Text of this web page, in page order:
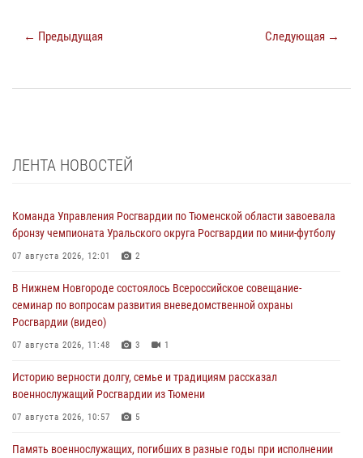
← Предыдущая Следующая →
ЛЕНТА НОВОСТЕЙ
Команда Управления Росгвардии по Тюменской области завоевала
бронзу чемпионата Уральского округа Росгвардии по мини-футболу
07 августа 2026, 12:01 2
В Нижнем Новгороде состоялось Всероссийское совещание-
семинар по вопросам развития вневедомственной охраны
Росгвардии (видео)
07 августа 2026, 11:48 3 1
Историю верности долгу, семье и традициям рассказал
военнослужащий Росгвардии из Тюмени
07 августа 2026, 10:57 5
Память военнослужащих, погибших в разные годы при исполнении